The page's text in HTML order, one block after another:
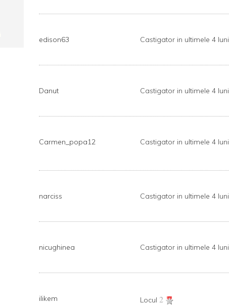
edison63 Castigator in ultimele 4 luni
Danut Castigator in ultimele 4 luni
Carmen_popa12 Castigator in ultimele 4 luni
narciss Castigator in ultimele 4 luni
nicughinea Castigator in ultimele 4 luni
ilikem Locul 2